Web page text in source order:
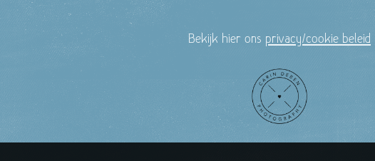
Bekijk hier ons privacy/cookie beleid